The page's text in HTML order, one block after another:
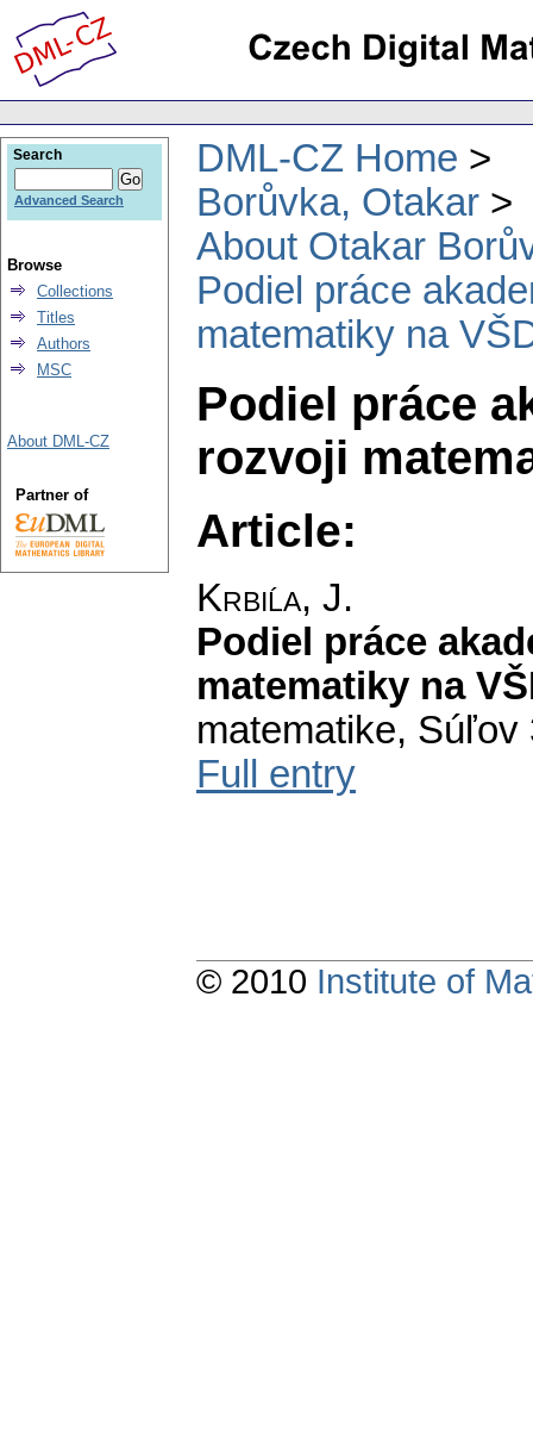
DML-CZ Home
Borůvka, Otakar
About Otakar
Podiel práce
matematiky na
Podiel práce
rozvoji
Article:
Krbiĺa, J.
Podiel práce
matematiky na
matematike, Súľov
Full entry
Search
Advanced Search
Browse
Collections
Titles
Authors
MSC
About DML-CZ
Partner of
© 2010 Institute of